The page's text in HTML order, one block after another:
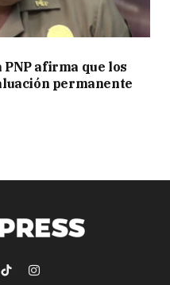
afirma que los
permanente
TikTokInstagram